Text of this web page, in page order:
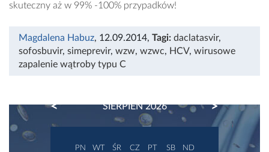
skuteczny aż w 99% -100% przypadków!
Magdalena Habuz, 12.09.2014, Tagi: daclatasvir,
sofosbuvir, simeprevir, wzw, wzwc, HCV, wirusowe
zapalenie wątroby typu C
SIERPIEŃ 2026
PREVIOUS NEXT
PN WT ŚR CZ PT SB ND